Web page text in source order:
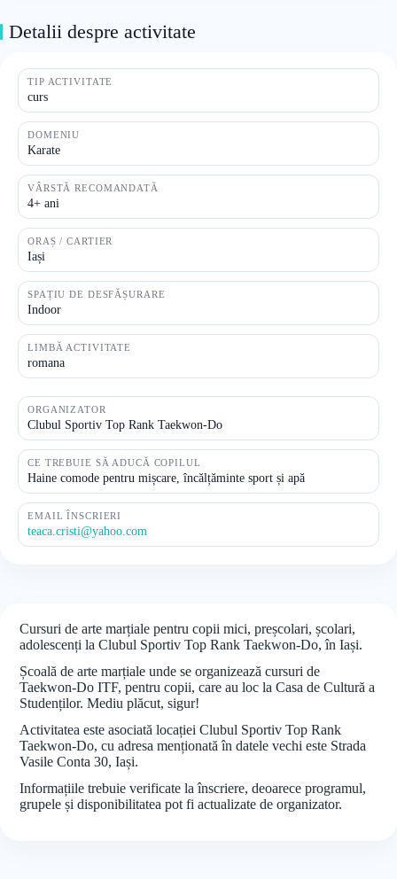
Detalii despre activitate
TIP ACTIVITATE
curs
DOMENIU
Karate
VÂRSTĂ RECOMANDATĂ
4+ ani
ORAȘ / CARTIER
Iași
SPAȚIU DE DESFĂȘURARE
Indoor
LIMBĂ ACTIVITATE
romana
ORGANIZATOR
Clubul Sportiv Top Rank Taekwon-Do
CE TREBUIE SĂ ADUCĂ COPILUL
Haine comode pentru mișcare, încălțăminte sport și apă
EMAIL ÎNSCRIERI
teaca.cristi@yahoo.com
Cursuri de arte marțiale pentru copii mici, preșcolari, școlari,
adolescenți la Clubul Sportiv Top Rank Taekwon-Do, în Iași.
Școală de arte marțiale unde se organizează cursuri de
Taekwon-Do ITF, pentru copii, care au loc la Casa de Cultură a
Studenților. Mediu plăcut, sigur!
Activitatea este asociată locației Clubul Sportiv Top Rank
Taekwon-Do, cu adresa menționată în datele vechi este Strada
Vasile Conta 30, Iași.
Informațiile trebuie verificate la înscriere, deoarece programul,
grupele și disponibilitatea pot fi actualizate de organizator.